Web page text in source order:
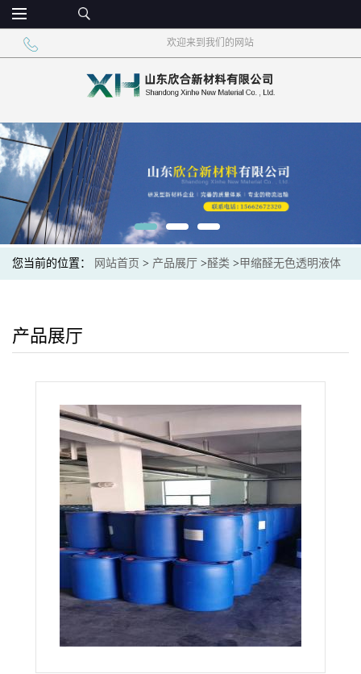
欢迎来到我们的网站
您当前的位置： 网站首页 > 产品展厅 >醛类 >甲缩醛无色透明液体
产品展厅